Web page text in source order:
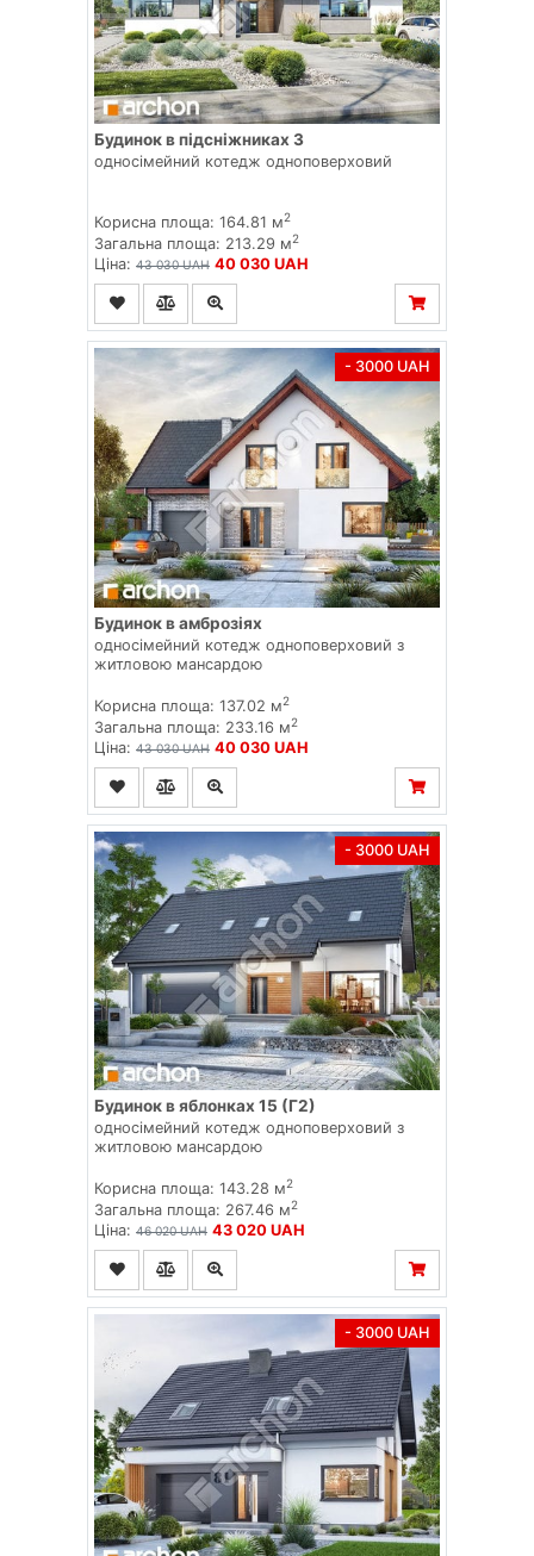
Будинок в підсніжниках 3
односімейний котедж одноповерховий
Корисна площа: 164.81 м2
Загальна площа: 213.29 м2
Ціна: 43 030 UAH 40 030 UAH
- 3000 UAH
Будинок в амброзіях
односімейний котедж одноповерховий з
житловою мансардою
Корисна площа: 137.02 м2
Загальна площа: 233.16 м2
Ціна: 43 030 UAH 40 030 UAH
- 3000 UAH
Будинок в яблонках 15 (Г2)
односімейний котедж одноповерховий з
житловою мансардою
Корисна площа: 143.28 м2
Загальна площа: 267.46 м2
Ціна: 46 020 UAH 43 020 UAH
- 3000 UAH